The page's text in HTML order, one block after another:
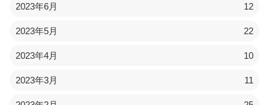
2023年6月 12
2023年5月 22
2023年4月 10
2023年3月 11